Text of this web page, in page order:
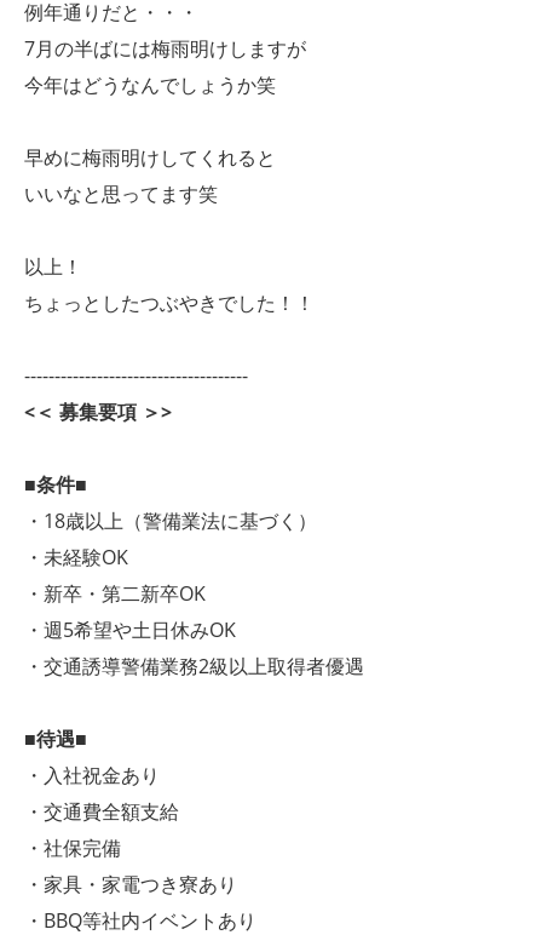
例年通りだと・・・
7月の半ばには梅雨明けしますが
今年はどうなんでしょうか笑
早めに梅雨明けしてくれると
いいなと思ってます笑
以上！
ちょっとしたつぶやきでした！！
-------------------------------------
<＜ 募集要項 ＞>
■条件■
・18歳以上（警備業法に基づく）
・未経験OK
・新卒・第二新卒OK
・週5希望や土日休みOK
・交通誘導警備業務2級以上取得者優遇
■待遇■
・入社祝金あり
・交通費全額支給
・社保完備
・家具・家電つき寮あり
・BBQ等社内イベントあり